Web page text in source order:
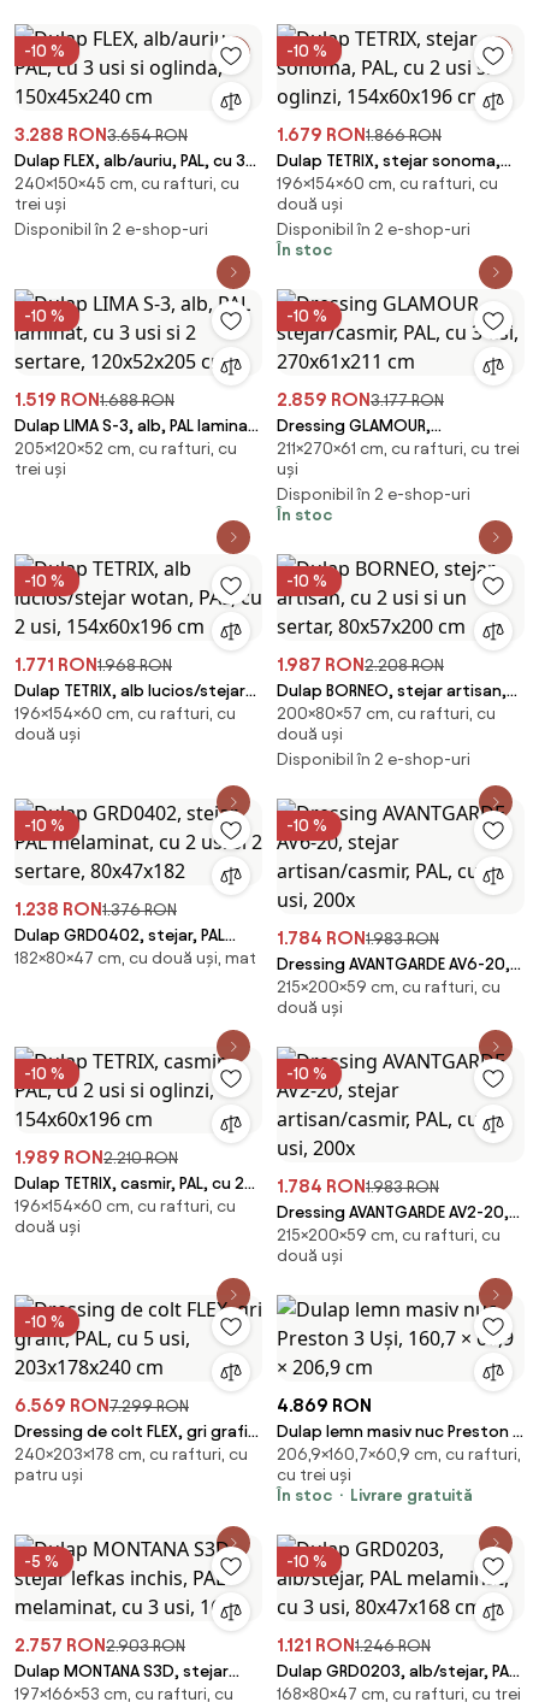
-10 %
3.288 RON3.654 RON
Dulap FLEX, alb/auriu, PAL, cu 3
usi si oglinda, 150x45x240 cm
240×150×45 cm, cu rafturi, cu
trei uși
Disponibil în 2 e-shop-uri
-10 %
1.679 RON1.866 RON
Dulap TETRIX, stejar sonoma,
PAL, cu 2 usi si oglinzi,
154x60x196 cm
196×154×60 cm, cu rafturi, cu
două uși
Disponibil în 2 e-shop-uri
În stoc
-10 %
1.519 RON1.688 RON
Dulap LIMA S-3, alb, PAL laminat,
cu 3 usi si 2 sertare, 120x52x205
cm
205×120×52 cm, cu rafturi, cu
trei uși
-10 %
2.859 RON3.177 RON
Dressing GLAMOUR,
stejar/casmir, PAL, cu 3 usi,
270x61x211 cm
211×270×61 cm, cu rafturi, cu trei
uși
Disponibil în 2 e-shop-uri
În stoc
-10 %
1.771 RON1.968 RON
Dulap TETRIX, alb lucios/stejar
wotan, PAL, cu 2 usi, 154x60x196
cm
196×154×60 cm, cu rafturi, cu
două uși
-10 %
1.987 RON2.208 RON
Dulap BORNEO, stejar artisan,
cu 2 usi si un sertar, 80x57x200
cm
200×80×57 cm, cu rafturi, cu
două uși
Disponibil în 2 e-shop-uri
-10 %
1.238 RON1.376 RON
Dulap GRD0402, stejar, PAL
melaminat, cu 2 usi si 2 sertare,
182×80×47 cm, cu două uși, mat
-10 %
1.784 RON1.983 RON
Dressing AVANTGARDE AV6-20,
stejar artisan/casmir, PAL, cu 2
usi, 200x
215×200×59 cm, cu rafturi, cu
două uși
-10 %
1.989 RON2.210 RON
Dulap TETRIX, casmir, PAL, cu 2
usi si oglinzi, 154x60x196 cm
196×154×60 cm, cu rafturi, cu
două uși
-10 %
1.784 RON1.983 RON
Dressing AVANTGARDE AV2-20,
stejar artisan/casmir, PAL, cu 2
usi, 200x
215×200×59 cm, cu rafturi, cu
două uși
-10 %
6.569 RON7.299 RON
Dressing de colt FLEX, gri grafit,
PAL, cu 5 usi, 203x178x240 cm
240×203×178 cm, cu rafturi, cu
patru uși
4.869 RON
Dulap lemn masiv nuc Preston 3
Uși, 160,7 × 60,9 × 206,9 cm
206,9×160,7×60,9 cm, cu rafturi,
cu trei uși
În stoc
Livrare gratuită
-5 %
2.757 RON2.903 RON
Dulap MONTANA S3D, stejar
lefkas inchis, PAL melaminat, cu
197×166×53 cm, cu rafturi, cu
-10 %
1.121 RON1.246 RON
Dulap GRD0203, alb/stejar, PAL
melaminat, cu 3 usi, 80x47x168
168×80×47 cm, cu rafturi, cu trei